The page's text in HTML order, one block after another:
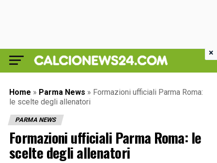
Home » Parma News » Formazioni ufficiali Parma Roma:
le scelte degli allenatori
PARMA NEWS
Formazioni ufficiali Parma Roma: le
scelte degli allenatori
×